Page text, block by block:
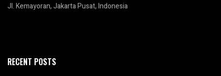
Jl. Kemayoran, Jakarta Pusat, Indonesia
RECENT POSTS